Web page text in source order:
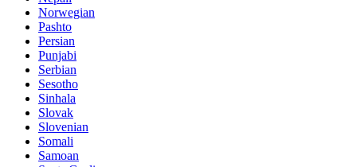
Norwegian
Pashto
Persian
Punjabi
Serbian
Sesotho
Sinhala
Slovak
Slovenian
Somali
Samoan